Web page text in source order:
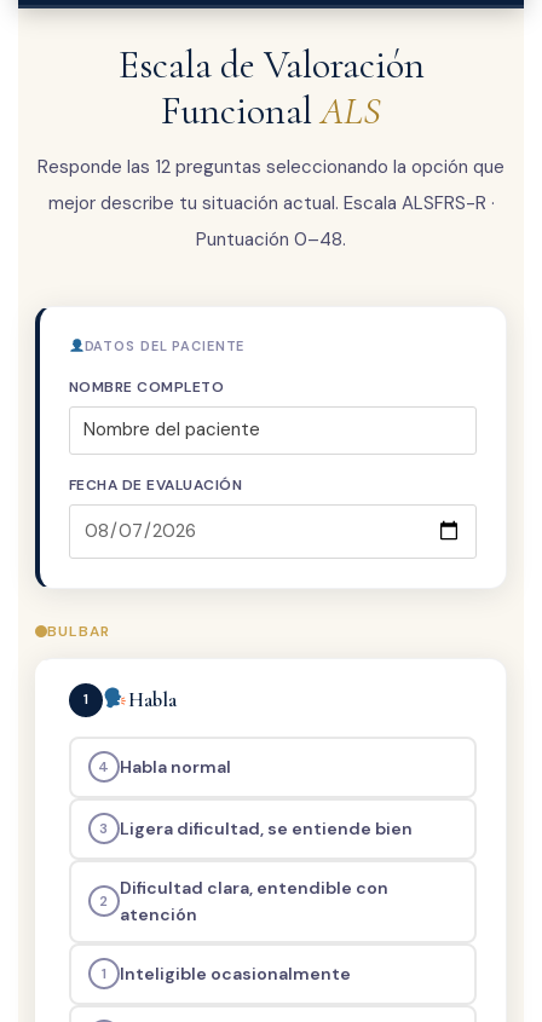
Escala de Valoración
FuncionalALS
Responde las 12 preguntas seleccionando la opción que
mejor describe tu situación actual. Escala ALSFRS-R ·
Puntuación 0–48.
DATOS DEL PACIENTE
NOMBRE COMPLETO
FECHA DE EVALUACIÓN
BULBAR
1 Habla
4 Habla normal
3 Ligera dificultad, se entiende bien
2
Dificultad clara, entendible con
atención
1 Inteligible ocasionalmente